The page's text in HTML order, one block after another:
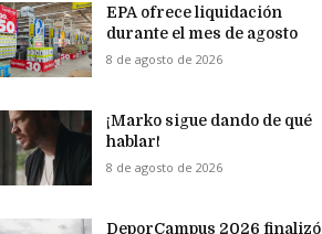
EPA ofrece liquidación
durante el mes de agosto
8 de agosto de 2026
¡Marko sigue dando de qué
hablar!
8 de agosto de 2026
DeporCampus 2026 finalizó